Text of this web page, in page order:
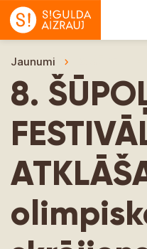
Jaunumi
8.